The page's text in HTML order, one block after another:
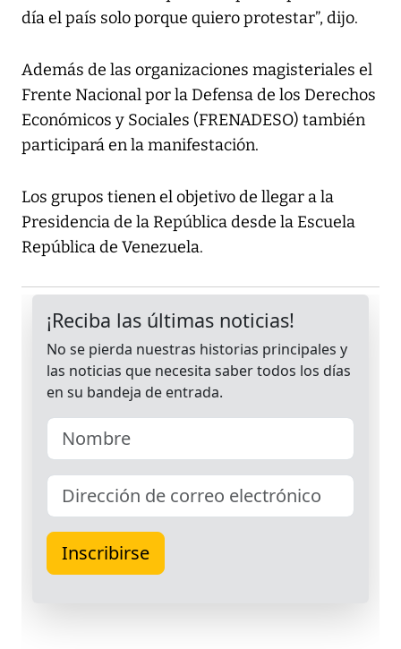
día el país solo porque quiero protestar”, dijo.
Además de las organizaciones magisteriales el
Frente Nacional por la Defensa de los Derechos
Económicos y Sociales (FRENADESO) también
participará en la manifestación.
Los grupos tienen el objetivo de llegar a la
Presidencia de la República desde la Escuela
República de Venezuela.